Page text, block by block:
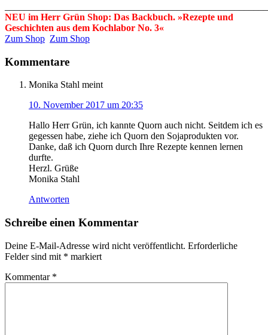
NEU im Herr Grün Shop: Das Backbuch. »Rezepte und
Geschichten aus dem Kochlabor No. 3«
Zum Shop Zum Shop
Kommentare
Monika Stahl meint
10. November 2017 um 20:35
Hallo Herr Grün, ich kannte Quorn auch nicht. Seitdem ich es
gegessen habe, ziehe ich Quorn den Sojaprodukten vor.
Danke, daß ich Quorn durch Ihre Rezepte kennen lernen
durfte.
Herzl. Grüße
Monika Stahl
Antworten
Schreibe einen Kommentar
Deine E-Mail-Adresse wird nicht veröffentlicht. Erforderliche
Felder sind mit * markiert
Kommentar *